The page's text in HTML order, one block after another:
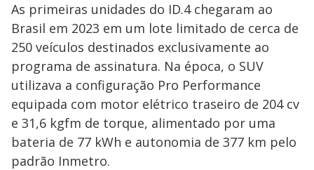
As primeiras unidades do ID.4 chegaram ao
Brasil em 2023 em um lote limitado de cerca de
250 veículos destinados exclusivamente ao
programa de assinatura. Na época, o SUV
utilizava a configuração Pro Performance
equipada com motor elétrico traseiro de 204 cv
e 31,6 kgfm de torque, alimentado por uma
bateria de 77 kWh e autonomia de 377 km pelo
padrão Inmetro.